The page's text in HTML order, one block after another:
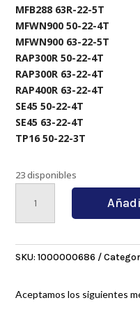
MFB288 63R-22-5T
MFWN900 50-22-4T
MFWN900 63-22-5T
RAP300R 50-22-4T
RAP300R 63-22-4T
RAP400R 63-22-4T
SE45 50-22-4T
SE45 63-22-4T
TP16 50-22-3T
23 disponibles
FMB22-
60L
SKU:1000000686
Aceptamos los siguientes